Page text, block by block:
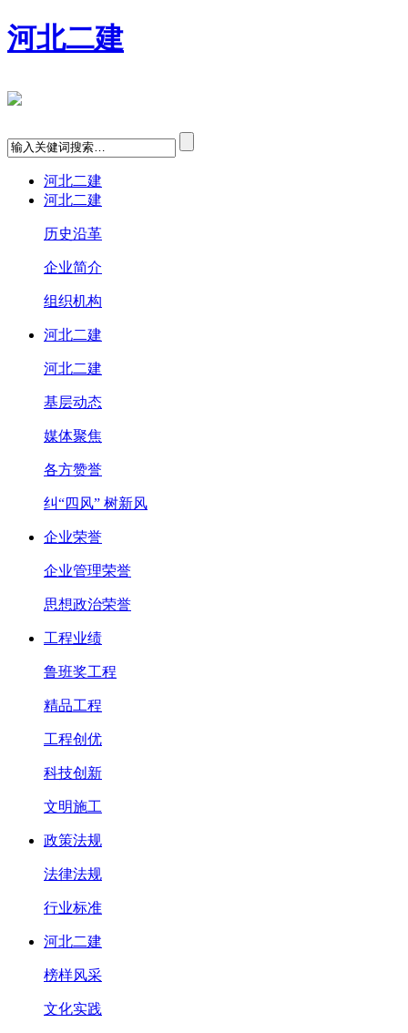
河北二建
河北二建
河北二建
历史沿革
企业简介
组织机构
河北二建
河北二建
基层动态
媒体聚焦
各方赞誉
纠“四风” 树新风
企业荣誉
企业管理荣誉
思想政治荣誉
工程业绩
鲁班奖工程
精品工程
工程创优
科技创新
文明施工
政策法规
法律法规
行业标准
河北二建
榜样风采
文化实践